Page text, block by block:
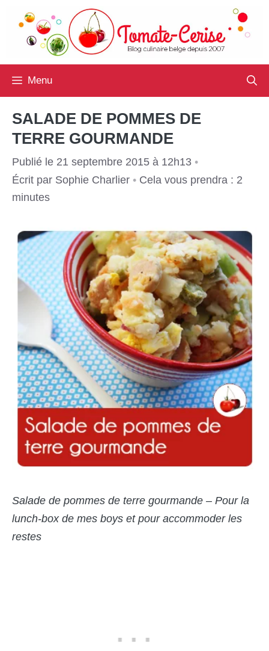
contenu
Menu
SALADE DE POMMES DE
TERRE GOURMANDE
Publié le 21 septembre 2015 à 12h13 •
Écrit par Sophie Charlier • Cela vous prendra : 2
minutes
Salade de pommes de terre gourmande – Pour la
lunch-box de mes boys et pour accommoder les
restes